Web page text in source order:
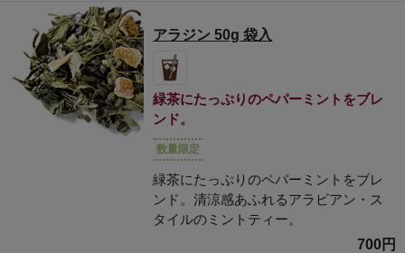
アラジン 50g 袋入
緑茶にたっぷりのペパーミントをブレ
ンド。
数量限定
緑茶にたっぷりのペパーミントをブレ
ンド。清涼感あふれるアラビアン・ス
タイルのミントティー。
700円